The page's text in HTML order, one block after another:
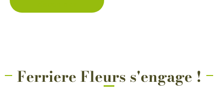
du
Ferriere Fleurs s'engage !